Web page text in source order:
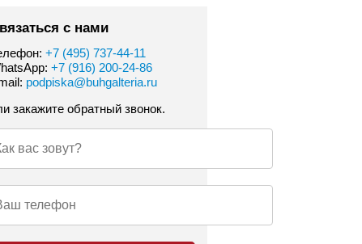
с нами
+7 (495) 737-44-11
+7 (916) 200-24-86
podpiska@buhgalteria.ru
закажите обратный звонок.